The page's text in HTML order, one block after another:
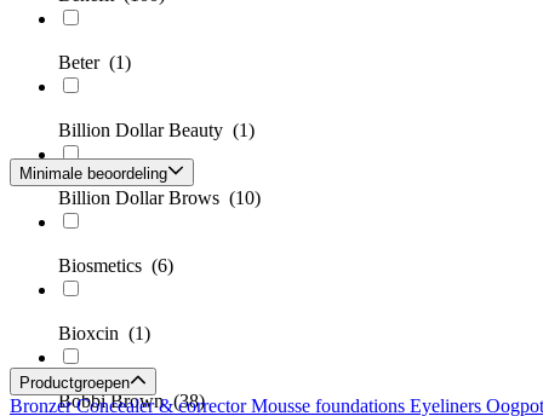
Beter (1)
Billion Dollar Beauty (1)
Billion Dollar Brows (10)
Biosmetics (6)
Bioxcin (1)
Bobbi Brown(38)
Minimale beoordeling
Productgroepen
BronzerConcealer & correctorMousse foundations Eyeliners